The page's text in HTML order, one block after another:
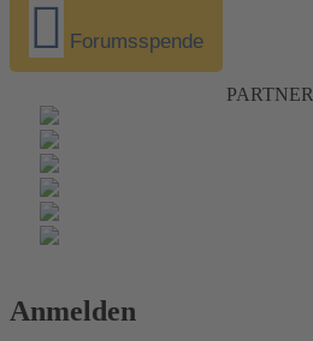
Forumsspende
PARTNER
Anmelden